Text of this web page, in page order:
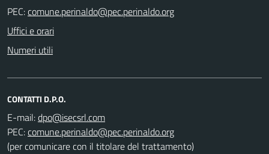
PEC:
Uffici e orari
Numeri utili
CONTATTI D.P.O.
E-mail:
PEC:
(per comunicare con il titolare del trattamento)